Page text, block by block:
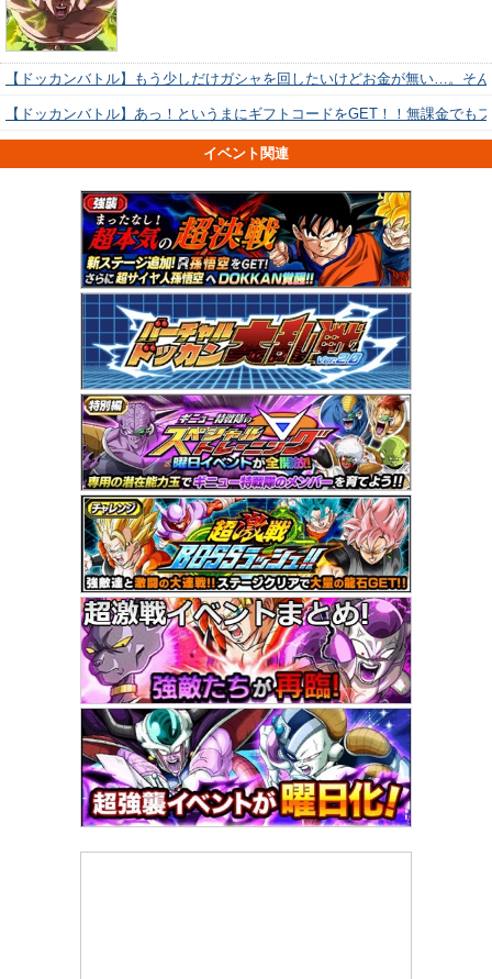
【ドッカンバトル】もう少しだけガシャを回したいけどお金が無い…。そ
【ドッカンバトル】あっ！というまにギフトコードをGET！！無課金でも
イベント関連